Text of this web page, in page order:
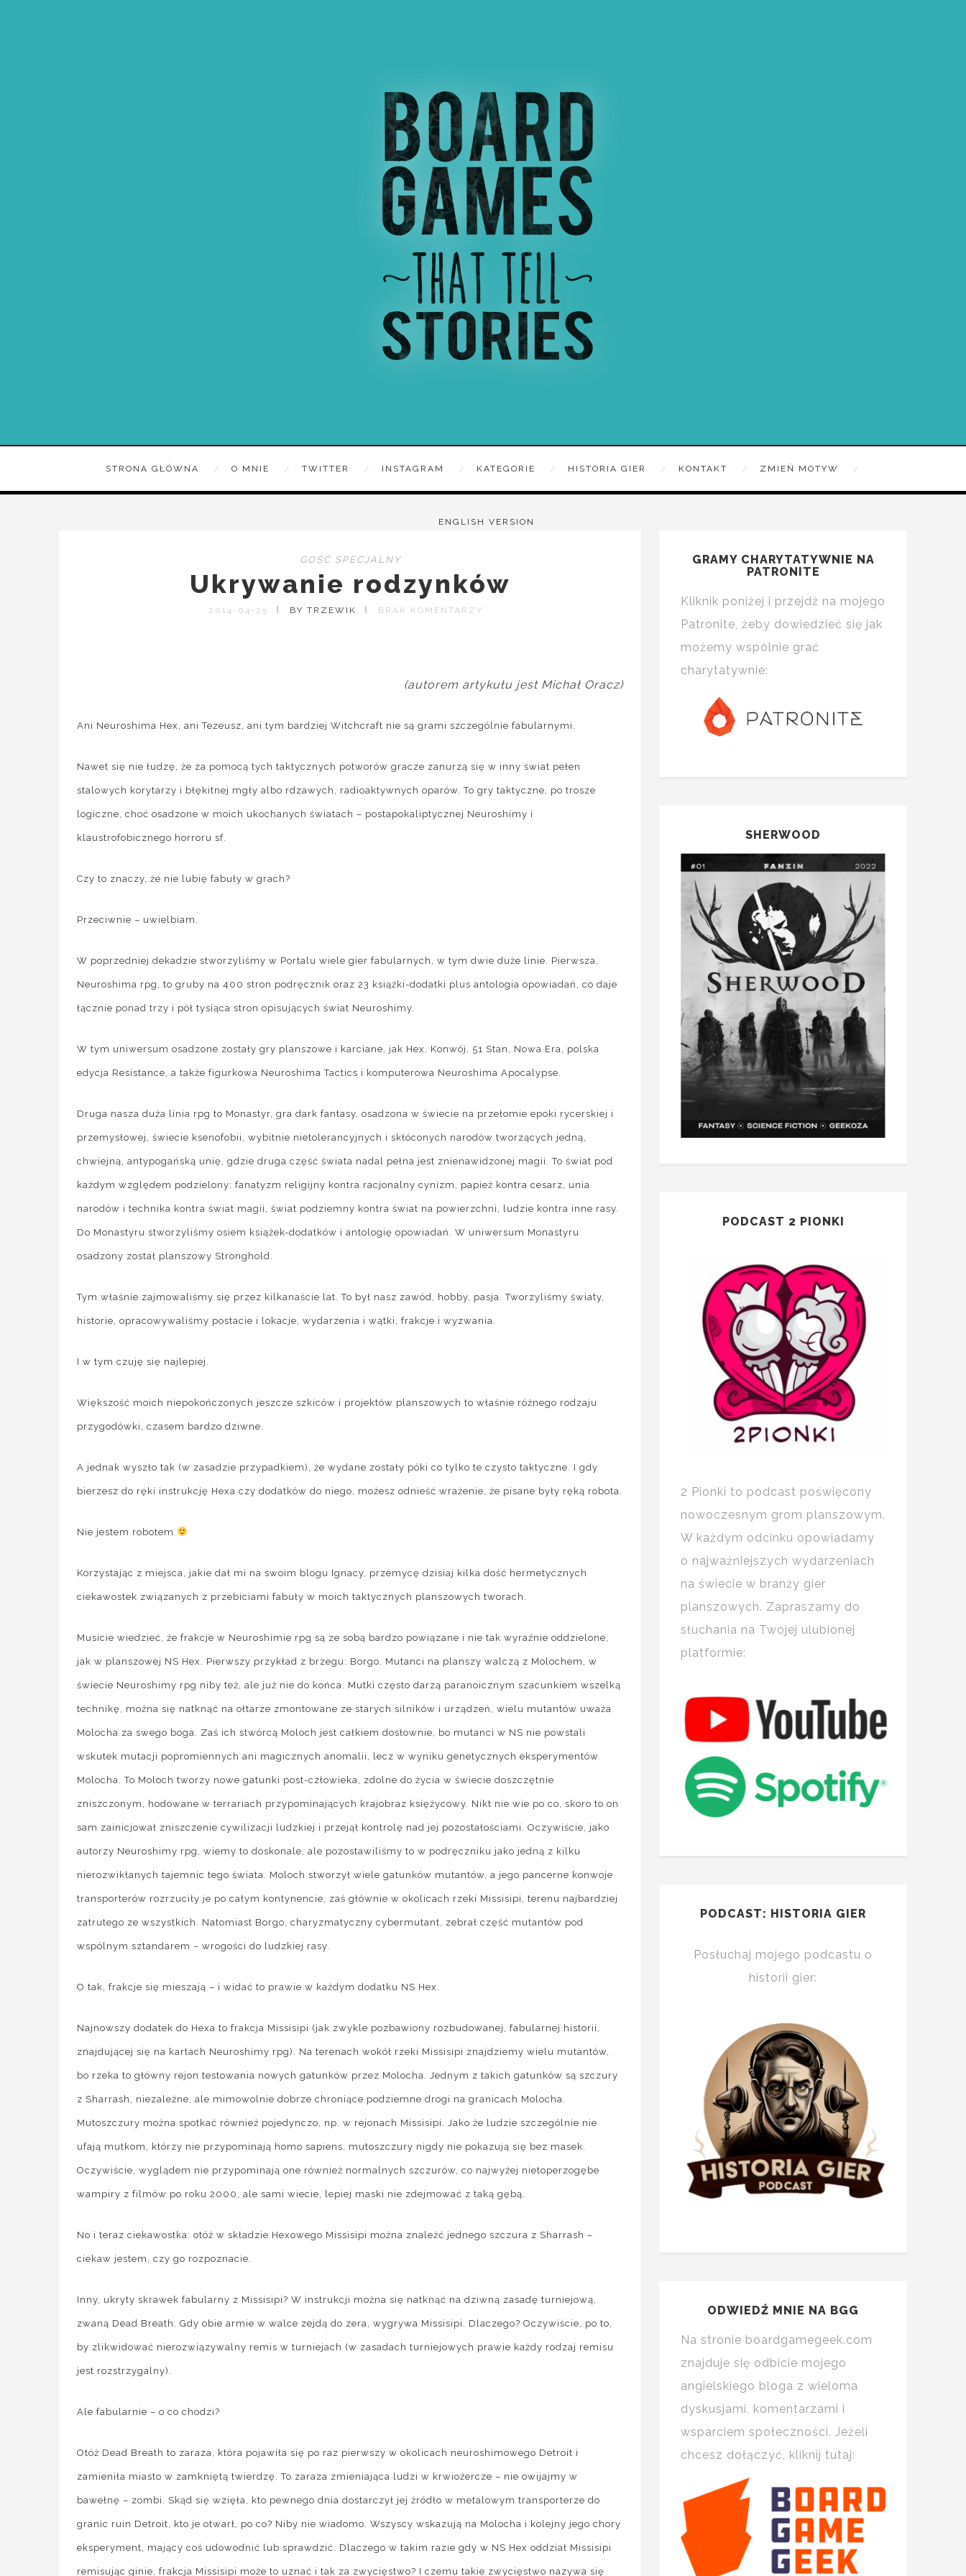
STRONA GŁÓWNA O MNIE TWITTER INSTAGRAM KATEGORIE HISTORIA GIER KONTAKT ZMIEŃ MOTYW
ENGLISH VERSION
GOŚĆ SPECJALNY
Ukrywanie rodzynków
2014-04-25 BY TRZEWIK BRAK KOMENTARZY
(autorem artykułu jest Michał Oracz)
Ani Neuroshima Hex, ani Tezeusz, ani tym bardziej Witchcraft nie są grami szczególnie fabularnymi.
Nawet się nie łudzę, że za pomocą tych taktycznych potworów gracze zanurzą się w inny świat pełen
stalowych korytarzy i błękitnej mgły albo rdzawych, radioaktywnych oparów. To gry taktyczne, po trosze
logiczne, choć osadzone w moich ukochanych światach – postapokaliptycznej Neuroshimy i
klaustrofobicznego horroru sf.
Czy to znaczy, że nie lubię fabuły w grach?
Przeciwnie – uwielbiam.
W poprzedniej dekadzie stworzyliśmy w Portalu wiele gier fabularnych, w tym dwie duże linie. Pierwsza,
Neuroshima rpg, to gruby na 400 stron podręcznik oraz 23 książki-dodatki plus antologia opowiadań, co daje
łącznie ponad trzy i pół tysiąca stron opisujących świat Neuroshimy.
W tym uniwersum osadzone zostały gry planszowe i karciane, jak Hex, Konwój, 51 Stan, Nowa Era, polska
edycja Resistance, a także figurkowa Neuroshima Tactics i komputerowa Neuroshima Apocalypse.
Druga nasza duża linia rpg to Monastyr, gra dark fantasy, osadzona w świecie na przełomie epoki rycerskiej i
przemysłowej, świecie ksenofobii, wybitnie nietolerancyjnych i skłóconych narodów tworzących jedną,
chwiejną, antypogańską unię, gdzie druga część świata nadal pełna jest znienawidzonej magii. To świat pod
każdym względem podzielony: fanatyzm religijny kontra racjonalny cynizm, papież kontra cesarz, unia
narodów i technika kontra świat magii, świat podziemny kontra świat na powierzchni, ludzie kontra inne rasy.
Do Monastyru stworzyliśmy osiem książek-dodatków i antologię opowiadań. W uniwersum Monastyru
osadzony został planszowy Stronghold.
Tym właśnie zajmowaliśmy się przez kilkanaście lat. To był nasz zawód, hobby, pasja. Tworzyliśmy światy,
historie, opracowywaliśmy postacie i lokacje, wydarzenia i wątki, frakcje i wyzwania.
I w tym czuję się najlepiej.
Większość moich niepokończonych jeszcze szkiców i projektów planszowych to właśnie różnego rodzaju
przygodówki, czasem bardzo dziwne.
A jednak wyszło tak (w zasadzie przypadkiem), że wydane zostały póki co tylko te czysto taktyczne. I gdy
bierzesz do ręki instrukcję Hexa czy dodatków do niego, możesz odnieść wrażenie, że pisane były ręką robota.
Nie jestem robotem
Korzystając z miejsca, jakie dał mi na swoim blogu Ignacy, przemycę dzisiaj kilka dość hermetycznych
ciekawostek związanych z przebiciami fabuły w moich taktycznych planszowych tworach.
Musicie wiedzieć, że frakcje w Neuroshimie rpg są ze sobą bardzo powiązane i nie tak wyraźnie oddzielone,
jak w planszowej NS Hex. Pierwszy przykład z brzegu: Borgo. Mutanci na planszy walczą z Molochem, w
świecie Neuroshimy rpg niby też, ale już nie do końca. Mutki często darzą paranoicznym szacunkiem wszelką
technikę, można się natknąć na ołtarze zmontowane ze starych silników i urządzeń, wielu mutantów uważa
Molocha za swego boga. Zaś ich stwórcą Moloch jest całkiem dosłownie, bo mutanci w NS nie powstali
wskutek mutacji popromiennych ani magicznych anomalii, lecz w wyniku genetycznych eksperymentów
Molocha. To Moloch tworzy nowe gatunki post-człowieka, zdolne do życia w świecie doszczętnie
zniszczonym, hodowane w terrariach przypominających krajobraz księżycowy. Nikt nie wie po co, skoro to on
sam zainicjował zniszczenie cywilizacji ludzkiej i przejął kontrolę nad jej pozostałościami. Oczywiście, jako
autorzy Neuroshimy rpg, wiemy to doskonale, ale pozostawiliśmy to w podręczniku jako jedną z kilku
nierozwikłanych tajemnic tego świata. Moloch stworzył wiele gatunków mutantów, a jego pancerne konwoje
transporterów rozrzuciły je po całym kontynencie, zaś głównie w okolicach rzeki Missisipi, terenu najbardziej
zatrutego ze wszystkich. Natomiast Borgo, charyzmatyczny cybermutant, zebrał część mutantów pod
wspólnym sztandarem – wrogości do ludzkiej rasy.
O tak, frakcje się mieszają – i widać to prawie w każdym dodatku NS Hex.
Najnowszy dodatek do Hexa to frakcja Missisipi (jak zwykle pozbawiony rozbudowanej, fabularnej historii,
znajdującej się na kartach Neuroshimy rpg). Na terenach wokół rzeki Missisipi znajdziemy wielu mutantów,
bo rzeka to główny rejon testowania nowych gatunków przez Molocha. Jednym z takich gatunków są szczury
z Sharrash, niezależne, ale mimowolnie dobrze chroniące podziemne drogi na granicach Molocha.
Mutoszczury można spotkać również pojedynczo, np. w rejonach Missisipi. Jako że ludzie szczególnie nie
ufają mutkom, którzy nie przypominają homo sapiens, mutoszczury nigdy nie pokazują się bez masek.
Oczywiście, wyglądem nie przypominają one również normalnych szczurów, co najwyżej nietoperzogębe
wampiry z filmów po roku 2000, ale sami wiecie, lepiej maski nie zdejmować z taką gębą.
No i teraz ciekawostka: otóż w składzie Hexowego Missisipi można znaleźć jednego szczura z Sharrash –
ciekaw jestem, czy go rozpoznacie.
Inny, ukryty skrawek fabularny z Missisipi? W instrukcji można się natknąć na dziwną zasadę turniejową,
zwaną Dead Breath. Gdy obie armie w walce zejdą do zera, wygrywa Missisipi. Dlaczego? Oczywiście, po to,
by zlikwidować nierozwiązywalny remis w turniejach (w zasadach turniejowych prawie każdy rodzaj remisu
jest rozstrzygalny).
Ale fabularnie – o co chodzi?
Otóż Dead Breath to zaraza, która pojawiła się po raz pierwszy w okolicach neuroshimowego Detroit i
zamieniła miasto w zamkniętą twierdzę. To zaraza zmieniająca ludzi w krwiożercze – nie owijajmy w
bawełnę – zombi. Skąd się wzięła, kto pewnego dnia dostarczył jej źródło w metalowym transporterze do
granic ruin Detroit, kto je otwarł, po co? Niby nie wiadomo. Wszyscy wskazują na Molocha i kolejny jego chory
eksperyment, mający coś udowodnić lub sprawdzić. Dlaczego w takim razie gdy w NS Hex oddział Missisipi
remisując ginie, frakcja Missisipi może to uznać i tak za zwycięstwo? I czemu takie zwycięstwo nazywa się
GRAMY CHARYTATYWNIE NA
PATRONITE
Kliknik poniżej i przejdż na mojego
Patronite, żeby dowiedzieć się jak
możemy wspólnie grać
charytatywnie:
SHERWOOD
PODCAST 2 PIONKI
2 Pionki to podcast poświęcony
nowoczesnym grom planszowym.
W każdym odcinku opowiadamy
o najważniejszych wydarzeniach
na świecie w branży gier
planszowych. Zapraszamy do
słuchania na Twojej ulubionej
platformie:
PODCAST: HISTORIA GIER
Posłuchaj mojego podcastu o
historii gier:
ODWIEDŹ MNIE NA BGG
Na stronie boardgamegeek.com
znajduje się odbicie mojego
angielskiego bloga z wieloma
dyskusjami, komentarzami i
wsparciem społeczności. Jeżeli
chcesz dołączyć, kliknij tutaj: